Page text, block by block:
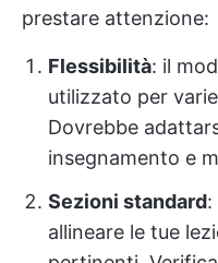
prestare attenzione:
Flessibilità: il
utilizzato per
Dovrebbe
insegnamento e
Sezioni standard:
allineare le tue